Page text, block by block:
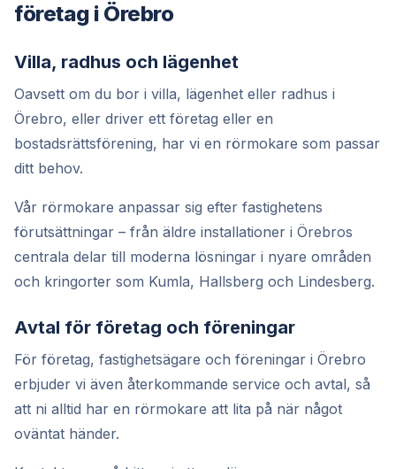
företag i Örebro
Villa, radhus och lägenhet
Oavsett om du bor i villa, lägenhet eller radhus i
Örebro, eller driver ett företag eller en
bostadsrättsförening, har vi en rörmokare som passar
ditt behov.
Vår rörmokare anpassar sig efter fastighetens
förutsättningar – från äldre installationer i Örebros
centrala delar till moderna lösningar i nyare områden
och kringorter som Kumla, Hallsberg och Lindesberg.
Avtal för företag och föreningar
För företag, fastighetsägare och föreningar i Örebro
erbjuder vi även återkommande service och avtal, så
att ni alltid har en rörmokare att lita på när något
oväntat händer.